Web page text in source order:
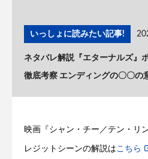
いっしょに読みたい記事!
ネタバレ解説『エターナルズ』
徹底考察 エンディングの〇〇の
映画『シャン・チー／テン・リ
レジットシーンの解説はこちら